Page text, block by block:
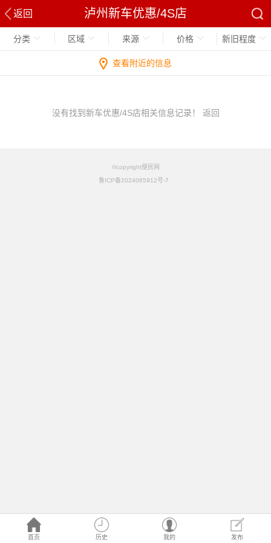
返回 泸州新车优惠/4S店
首页 历史 我的 发布
分类 区域 来源 价格 新旧程度
查看附近的信息
没有找到新车优惠/4S店相关信息记录！ 返回
©copyright便民网
鲁ICP备2024065912号-7